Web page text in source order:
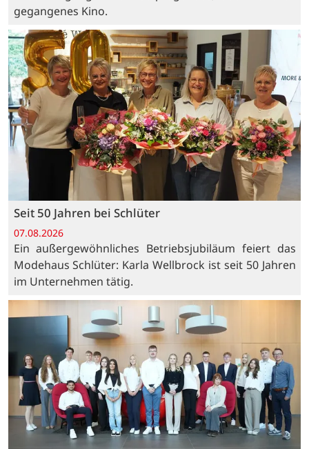
gegangenes Kino.
Seit 50 Jahren bei Schlüter
07.08.2026
Ein außergewöhnliches Betriebsjubiläum feiert das
Modehaus Schlüter: Karla Wellbrock ist seit 50 Jahren
im Unternehmen tätig.